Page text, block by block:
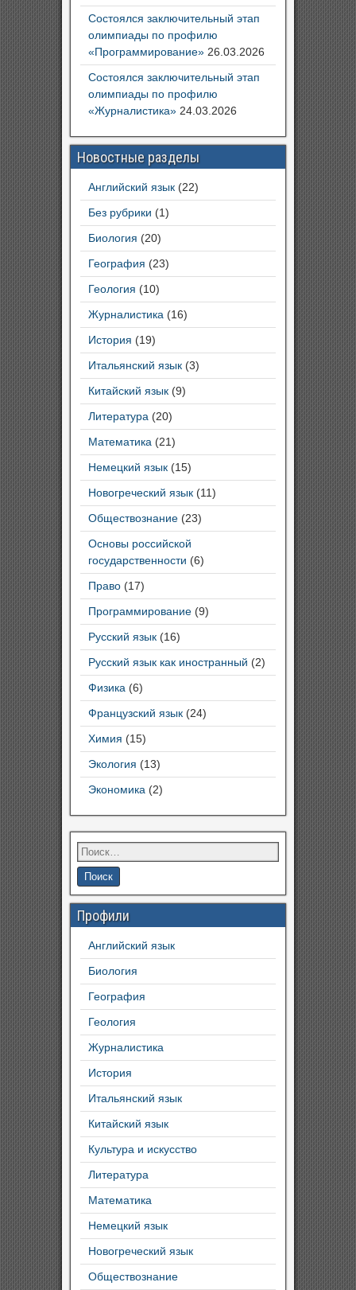
Состоялся заключительный этап
олимпиады по профилю
«Программирование» 26.03.2026
Состоялся заключительный этап
олимпиады по профилю
«Журналистика» 24.03.2026
Новостные разделы
Английский язык (22)
Без рубрики (1)
Биология (20)
География (23)
Геология (10)
Журналистика (16)
История (19)
Итальянский язык (3)
Китайский язык (9)
Литература (20)
Математика (21)
Немецкий язык (15)
Новогреческий язык (11)
Обществознание (23)
Основы российской
государственности (6)
Право (17)
Программирование (9)
Русский язык (16)
Русский язык как иностранный (2)
Физика (6)
Французский язык (24)
Химия (15)
Экология (13)
Экономика (2)
Профили
Английский язык
Биология
География
Геология
Журналистика
История
Итальянский язык
Китайский язык
Культура и искусство
Литература
Математика
Немецкий язык
Новогреческий язык
Обществознание